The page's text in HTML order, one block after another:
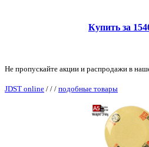
Купить за
Не пропускайте акции и распродажи в
JDST online / / / подобные товары